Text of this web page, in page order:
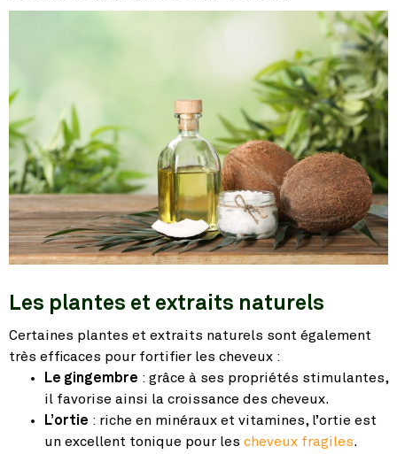
Les plantes et extraits naturels
Certaines plantes et extraits naturels sont également
très efficaces pour fortifier les cheveux :
Le gingembre : grâce à ses propriétés stimulantes,
il favorise ainsi la croissance des cheveux.
L’ortie : riche en minéraux et vitamines, l’ortie est
un excellent tonique pour les cheveux fragiles.